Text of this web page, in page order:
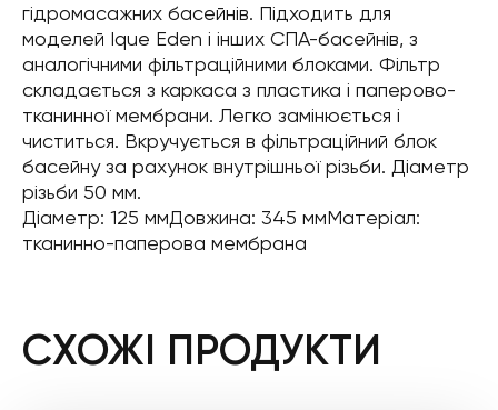
гідромасажних басейнів. Підходить для
моделей Ique Eden і інших СПА-басейнів, з
аналогічними фільтраційними блоками. Фільтр
складається з каркаса з пластика і паперово-
тканинної мембрани. Легко замінюється і
чиститься. Вкручується в фільтраційний блок
басейну за рахунок внутрішньої різьби. Діаметр
різьби 50 мм.
Діаметр: 125 ммДовжина: 345 ммМатеріал:
тканинно-паперова мембрана
СХОЖІ ПРОДУКТИ